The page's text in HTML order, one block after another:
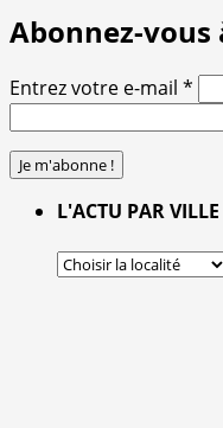
Abonnez-
Entrez votre e-mail *
L'ACTU PAR VILLE